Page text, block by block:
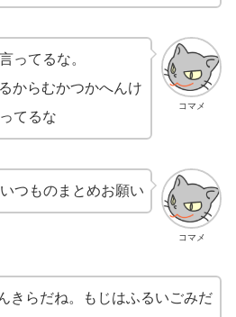
コマメ
ってるな。
からむかつかへんけ
てるな
コマメ
つものまとめお願い
きらだね。もじはふるいごみだ